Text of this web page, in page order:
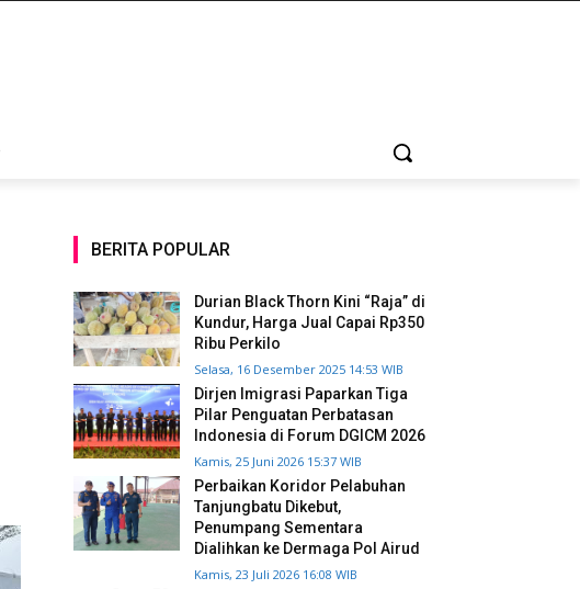
BERITA POPULAR
Durian Black Thorn Kini “Raja” di
Kundur, Harga Jual Capai Rp350
Ribu Perkilo
Selasa, 16 Desember 2025 14:53 WIB
Dirjen Imigrasi Paparkan Tiga
Pilar Penguatan Perbatasan
Indonesia di Forum DGICM 2026
Kamis, 25 Juni 2026 15:37 WIB
Perbaikan Koridor Pelabuhan
Tanjungbatu Dikebut,
Penumpang Sementara
Dialihkan ke Dermaga Pol Airud
Kamis, 23 Juli 2026 16:08 WIB